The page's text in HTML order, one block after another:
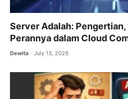
Server Adalah: Pengertian,
Perannya dalam Cloud
Dewita July 13, 2026